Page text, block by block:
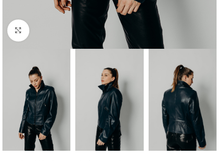
Προβολή